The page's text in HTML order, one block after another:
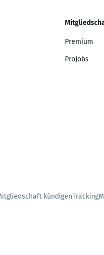
Premium
ProJobs
kündigenTracking